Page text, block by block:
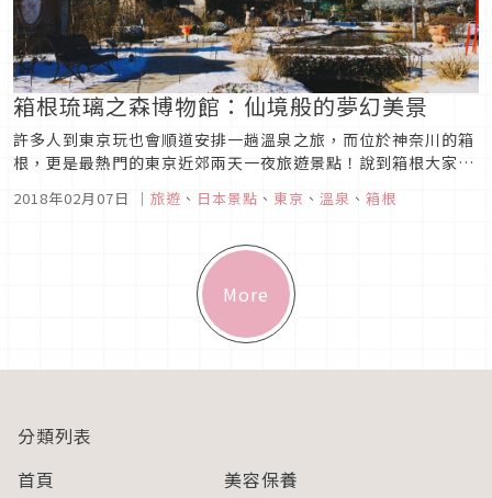
箱根琉璃之森博物館：仙境般的夢幻美景
許多人到東京玩也會順道安排一趟溫泉之旅，而位於神奈川的箱
根，更是最熱門的東京近郊兩天一夜旅遊景點！說到箱根大家可
車、登山車、巴士等等，有一連串規劃完善的觀光行程，搭配套
2018年02月07日 ｜ 旅遊 、 日本景點 、 東京 、 溫泉 、 箱根
More
分類列表
首頁
美容保養